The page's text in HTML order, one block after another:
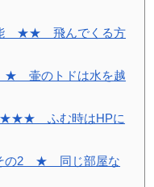
能 ★★ 飛んでくる方
★ 壷のトドは水を越
★★★ ふむ時はHPに
その2 ★ 同じ部屋な